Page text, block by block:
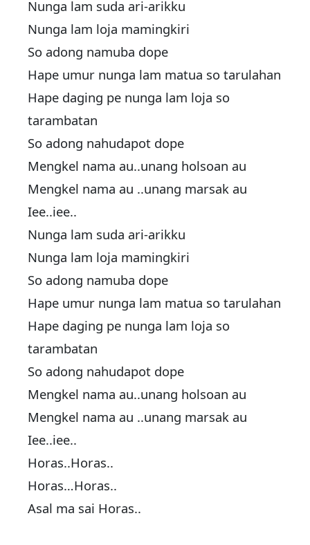
Nunga lam suda ari-arikku
Nunga lam loja mamingkiri
So adong namuba dope
Hape umur nunga lam matua so tarulahan
Hape daging pe nunga lam loja so
tarambatan
So adong nahudapot dope
Mengkel nama au..unang holsoan au
Mengkel nama au ..unang marsak au
Iee..iee..
Nunga lam suda ari-arikku
Nunga lam loja mamingkiri
So adong namuba dope
Hape umur nunga lam matua so tarulahan
Hape daging pe nunga lam loja so
tarambatan
So adong nahudapot dope
Mengkel nama au..unang holsoan au
Mengkel nama au ..unang marsak au
Iee..iee..
Horas..Horas..
Horas…Horas..
Asal ma sai Horas..